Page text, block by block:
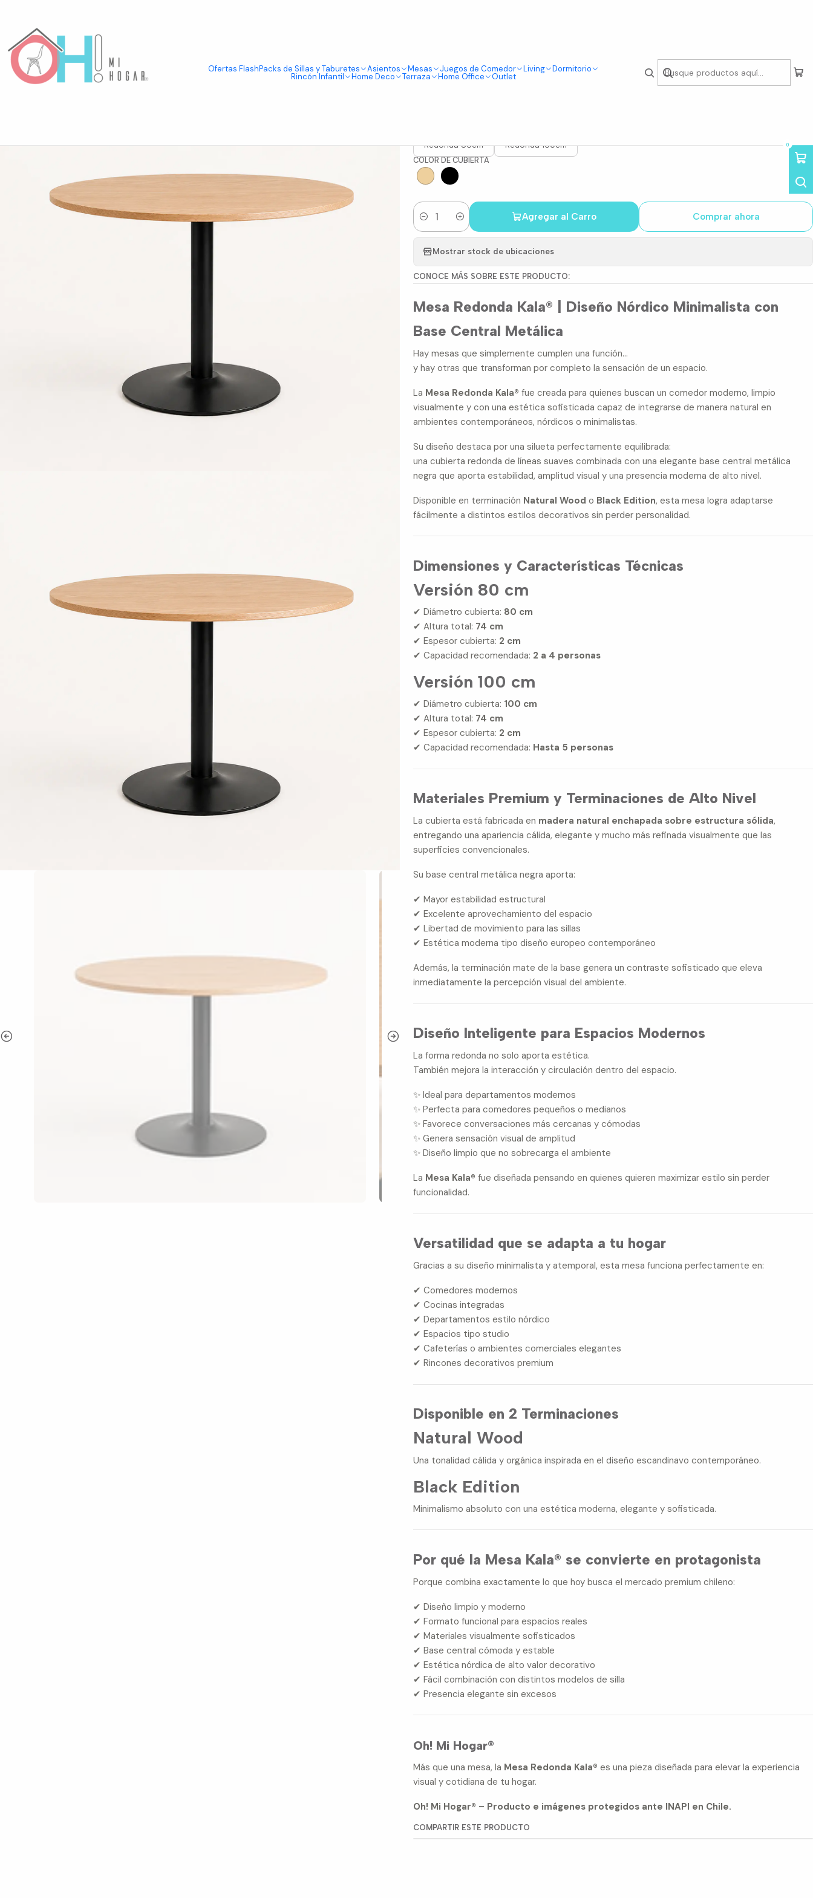
Ofertas FlashPacks de Sillas y Taburetes Asientos Mesas Juegos de Comedor Living Dormitorio
Rincón Infantil Home Deco Terraza Home Office Outlet
0
Mesas
|
Mesa Kala Redonda (80cm, 100cm)
Redonda 80cm Redonda 100cm
COLOR DE CUBIERTA
Cantidad
Agregar al Carro Comprar ahora
Mostrar stock de ubicaciones
CONOCE MÁS SOBRE ESTE PRODUCTO:
Mesa Redonda Kala® | Diseño Nórdico Minimalista con
Base Central Metálica
Hay mesas que simplemente cumplen una función…
y hay otras que transforman por completo la sensación de un espacio.
La Mesa Redonda Kala® fue creada para quienes buscan un comedor moderno, limpio
visualmente y con una estética sofisticada capaz de integrarse de manera natural en
ambientes contemporáneos, nórdicos o minimalistas.
Su diseño destaca por una silueta perfectamente equilibrada:
una cubierta redonda de líneas suaves combinada con una elegante base central metálica
negra que aporta estabilidad, amplitud visual y una presencia moderna de alto nivel.
Disponible en terminación Natural Wood o Black Edition, esta mesa logra adaptarse
fácilmente a distintos estilos decorativos sin perder personalidad.
Dimensiones y Características Técnicas
Versión 80 cm
✔ Diámetro cubierta: 80 cm
✔ Altura total: 74 cm
✔ Espesor cubierta: 2 cm
✔ Capacidad recomendada: 2 a 4 personas
Versión 100 cm
✔ Diámetro cubierta: 100 cm
✔ Altura total: 74 cm
✔ Espesor cubierta: 2 cm
✔ Capacidad recomendada: Hasta 5 personas
Materiales Premium y Terminaciones de Alto Nivel
La cubierta está fabricada en madera natural enchapada sobre estructura sólida,
entregando una apariencia cálida, elegante y mucho más refinada visualmente que las
superficies convencionales.
Su base central metálica negra aporta:
✔ Mayor estabilidad estructural
✔ Excelente aprovechamiento del espacio
✔ Libertad de movimiento para las sillas
✔ Estética moderna tipo diseño europeo contemporáneo
Además, la terminación mate de la base genera un contraste sofisticado que eleva
inmediatamente la percepción visual del ambiente.
Diseño Inteligente para Espacios Modernos
La forma redonda no solo aporta estética.
También mejora la interacción y circulación dentro del espacio.
✨ Ideal para departamentos modernos
✨ Perfecta para comedores pequeños o medianos
✨ Favorece conversaciones más cercanas y cómodas
✨ Genera sensación visual de amplitud
✨ Diseño limpio que no sobrecarga el ambiente
La Mesa Kala® fue diseñada pensando en quienes quieren maximizar estilo sin perder
funcionalidad.
Versatilidad que se adapta a tu hogar
Gracias a su diseño minimalista y atemporal, esta mesa funciona perfectamente en:
✔ Comedores modernos
✔ Cocinas integradas
✔ Departamentos estilo nórdico
✔ Espacios tipo studio
✔ Cafeterías o ambientes comerciales elegantes
✔ Rincones decorativos premium
Disponible en 2 Terminaciones
Natural Wood
Una tonalidad cálida y orgánica inspirada en el diseño escandinavo contemporáneo.
Black Edition
Minimalismo absoluto con una estética moderna, elegante y sofisticada.
Por qué la Mesa Kala® se convierte en protagonista
Porque combina exactamente lo que hoy busca el mercado premium chileno:
✔ Diseño limpio y moderno
✔ Formato funcional para espacios reales
✔ Materiales visualmente sofisticados
✔ Base central cómoda y estable
✔ Estética nórdica de alto valor decorativo
✔ Fácil combinación con distintos modelos de silla
✔ Presencia elegante sin excesos
Oh! Mi Hogar®
Más que una mesa, la Mesa Redonda Kala® es una pieza diseñada para elevar la experiencia
visual y cotidiana de tu hogar.
Oh! Mi Hogar® – Producto e imágenes protegidos ante INAPI en Chile.
COMPARTIR ESTE PRODUCTO